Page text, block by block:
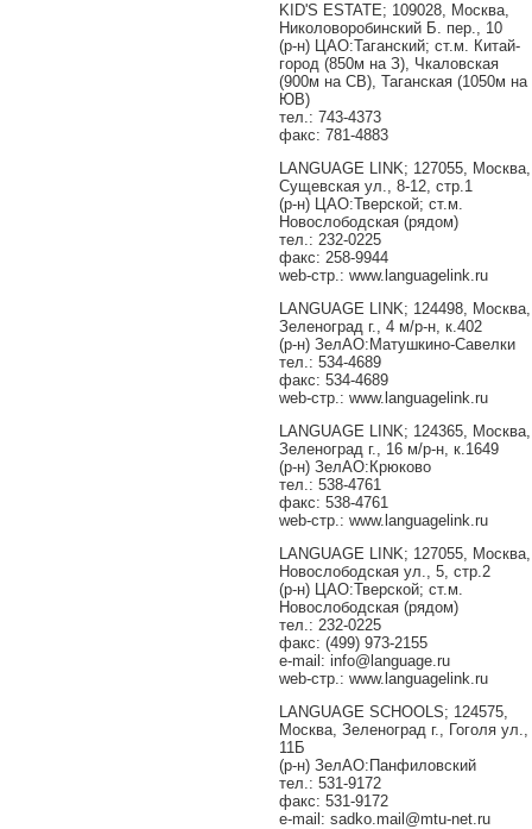
KID'S ESTATE; 109028, Москва,
Николоворобинский Б. пер., 10
(р-н) ЦАО:Таганский; ст.м. Китай-
город (850м на З), Чкаловская
(900м на СВ), Таганская (1050м на
ЮВ)
тел.: 743-4373
факс: 781-4883
LANGUAGE LINK; 127055, Москва,
Сущевская ул., 8-12, стр.1
(р-н) ЦАО:Тверской; ст.м.
Новослободская (рядом)
тел.: 232-0225
факс: 258-9944
web-стр.: www.languagelink.ru
LANGUAGE LINK; 124498, Москва,
Зеленоград г., 4 м/р-н, к.402
(р-н) ЗелАО:Матушкино-Савелки
тел.: 534-4689
факс: 534-4689
web-стр.: www.languagelink.ru
LANGUAGE LINK; 124365, Москва,
Зеленоград г., 16 м/р-н, к.1649
(р-н) ЗелАО:Крюково
тел.: 538-4761
факс: 538-4761
web-стр.: www.languagelink.ru
LANGUAGE LINK; 127055, Москва,
Новослободская ул., 5, стр.2
(р-н) ЦАО:Тверской; ст.м.
Новослободская (рядом)
тел.: 232-0225
факс: (499) 973-2155
e-mail: info@language.ru
web-стр.: www.languagelink.ru
LANGUAGE SCHOOLS; 124575,
Москва, Зеленоград г., Гоголя ул.,
11Б
(р-н) ЗелАО:Панфиловский
тел.: 531-9172
факс: 531-9172
e-mail: sadko.mail@mtu-net.ru